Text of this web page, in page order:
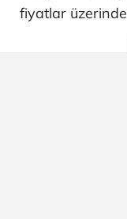
fiyatlar